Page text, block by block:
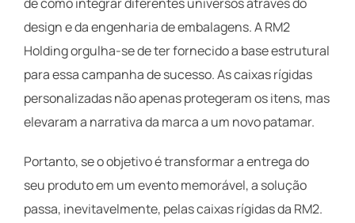
design e da engenharia de embalagens. A RM2
Holding orgulha-se de ter fornecido a base estrutural
para essa campanha de sucesso. As caixas rígidas
personalizadas não apenas protegeram os itens, mas
elevaram a narrativa da marca a um novo patamar.
Portanto, se o objetivo é transformar a entrega do
seu produto em um evento memorável, a solução
passa, inevitavelmente, pelas caixas rígidas da RM2.